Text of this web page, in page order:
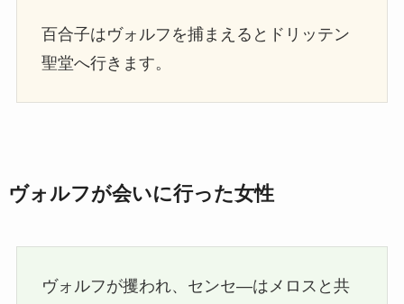
百合子はヴォルフを捕まえるとドリッテン
聖堂へ行きます。
ヴォルフが会いに行った女性
ヴォルフが攫われ、センセ―はメロスと共